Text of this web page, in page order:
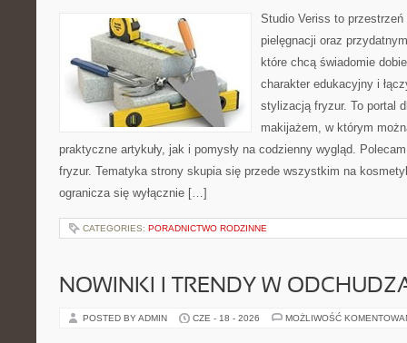
Studio Veriss to
pielęgnacji oraz
które chcą świadomie
charakter edukacyjny i
stylizacją fryzur. To portal
makijażem, w którym
praktyczne artykuły, jak i pomysły na codzienny wygląd.
fryzur. Tematyka strony skupia się przede wszystkim na
ogranicza się wyłącznie […]
CATEGORIES: PORADNICTWO RODZINNE
NOWINKI I TRENDY W
POSTED BY ADMIN CZE - 18 - 2026 MOŻLIWOŚĆ